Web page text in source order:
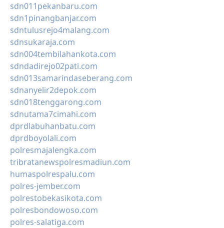
sdn011pekanbaru.com
sdn1pinangbanjar.com
sdntulusrejo4malang.com
sdnsukaraja.com
sdn004tembilahankota.com
sdndadirejo02pati.com
sdn013samarindaseberang.com
sdnanyelir2depok.com
sdn018tenggarong.com
sdnutama7cimahi.com
dprdlabuhanbatu.com
dprdboyolali.com
polresmajalengka.com
tribratanewspolresmadiun.com
humaspolrespalu.com
polres-jember.com
polrestobekasikota.com
polresbondowoso.com
polres-salatiga.com